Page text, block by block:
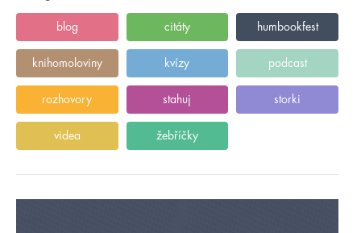
blog citáty humbookfest
knihomoloviny kvízy podcast
rozhovory stahuj storki
videa žebříčky